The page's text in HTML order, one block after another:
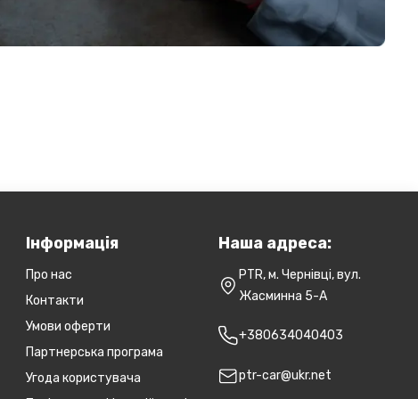
Інформація
Про нас
Контакти
Умови оферти
Партнерська програма
Угода користувача
Наша адреса:
PTR, м. Чернівці, вул.
Жасминна 5-А
+380634040403
ptr-car@ukr.net